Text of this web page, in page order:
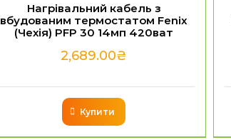
Нагрівальний кабель з
вбудованим термостатом Fenix
(Чехія) PFP 30 14мп 420ват
2,689.00₴
Купити